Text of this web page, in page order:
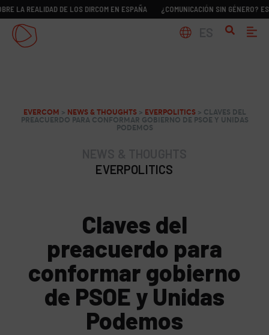
DE LOS DIRCOM EN ESPAÑA ¿COMUNICACIÓN SIN GÉNERO? ESTUDIO
EVERCOM > NEWS & THOUGHTS> EVERPOLITICS> CLAVES DEL
PREACUERDO PARA CONFORMAR GOBIERNO DE PSOE Y UNIDAS
PODEMOS
EVERPOLITICS
Claves del
preacuerdo para
conformar gobierno
de PSOE y Unidas
Podemos